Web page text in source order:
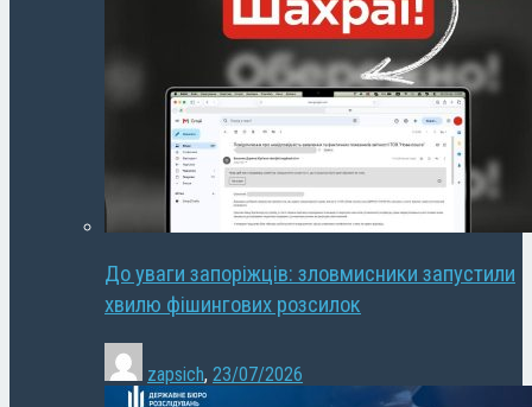
До уваги запоріжців: зловмисники запустили
хвилю фішингових розсилок
zapsich, 23/07/2026